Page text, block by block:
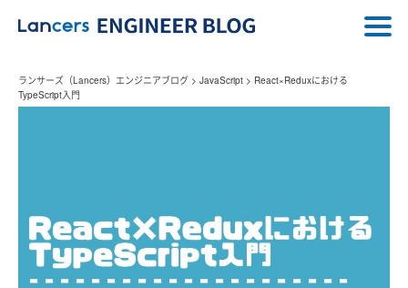
ランサーズ（Lancers）エンジニアブログ > JavaScript > React×Reduxにおける
TypeScript入門